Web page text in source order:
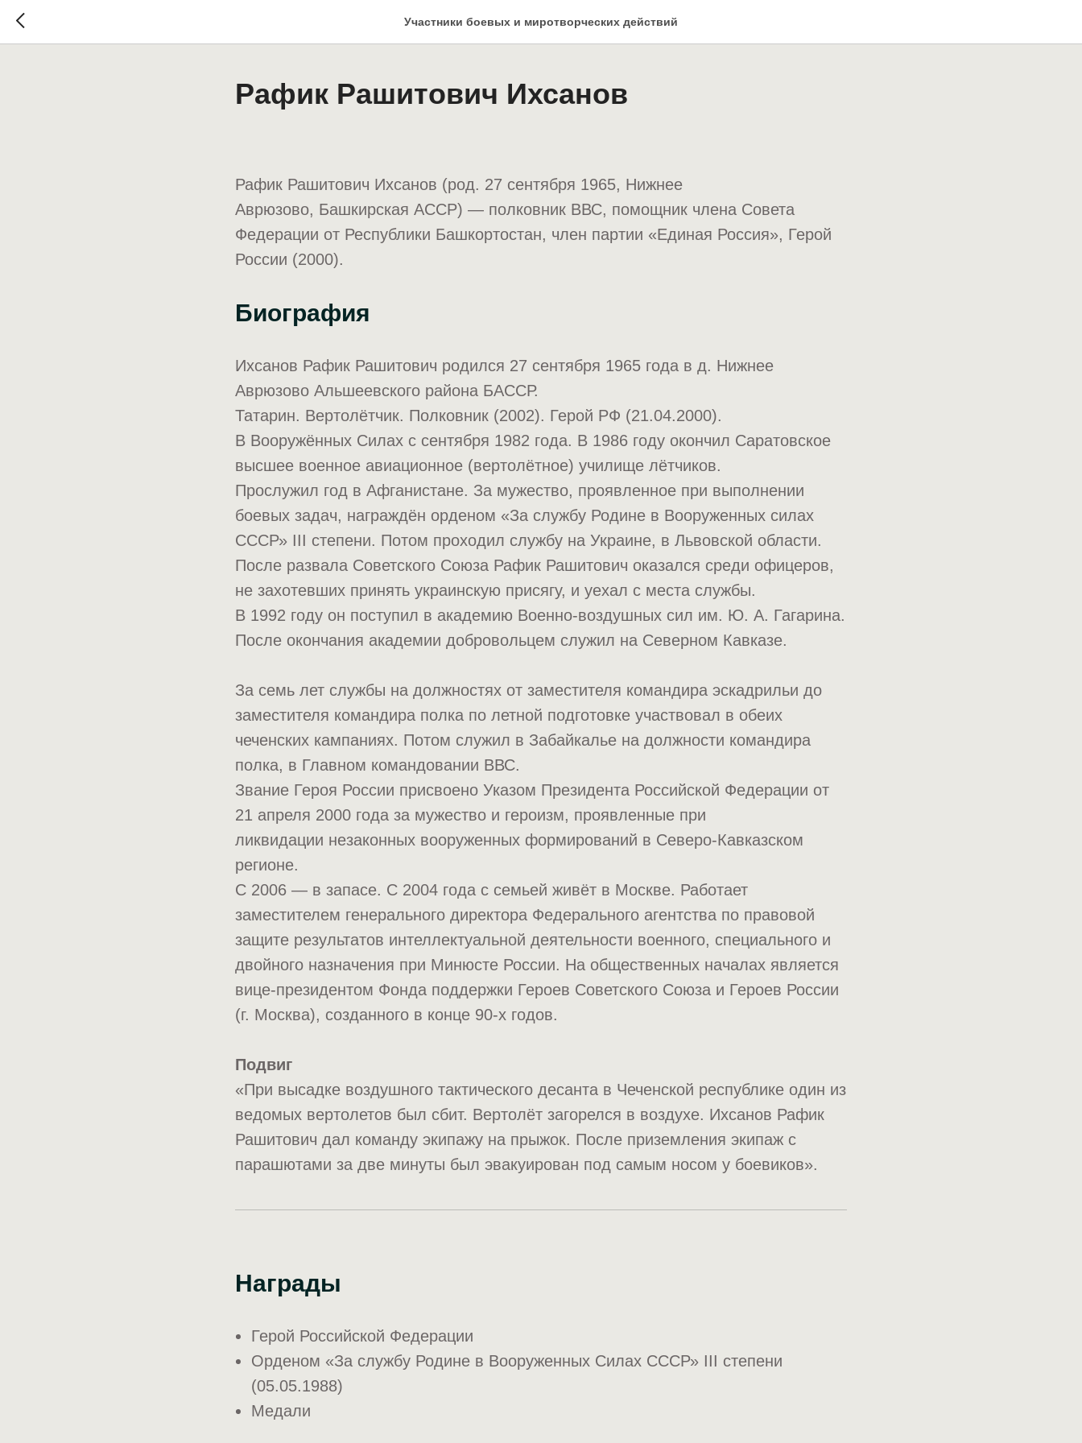
Участники боевых и миротворческих действий
Рафик Рашитович Ихсанов
Рафик Рашитович Ихсанов (род. 27 сентября 1965, Нижнее
Аврюзово, Башкирская АССР) — полковник ВВС, помощник члена Совета
Федерации от Республики Башкортостан, член партии «Единая Россия», Герой
России (2000).
Биография
Ихсанов Рафик Рашитович родился 27 сентября 1965 года в д. Нижнее
Аврюзово Альшеевского района БАССР.
Татарин. Вертолётчик. Полковник (2002). Герой РФ (21.04.2000).
В Вооружённых Силах с сентября 1982 года. В 1986 году окончил Саратовское
высшее военное авиационное (вертолётное) училище лётчиков.
Прослужил год в Афганистане. За мужество, проявленное при выполнении
боевых задач, награждён орденом «За службу Родине в Вооруженных силах
СССР» III степени. Потом проходил службу на Украине, в Львовской области.
После развала Советского Союза Рафик Рашитович оказался среди офицеров,
не захотевших принять украинскую присягу, и уехал с места службы.
В 1992 году он поступил в академию Военно-воздушных сил им. Ю. А. Гагарина.
После окончания академии добровольцем служил на Северном Кавказе.
За семь лет службы на должностях от заместителя командира эскадрильи до
заместителя командира полка по летной подготовке участвовал в обеих
чеченских кампаниях. Потом служил в Забайкалье на должности командира
полка, в Главном командовании ВВС.
Звание Героя России присвоено Указом Президента Российской Федерации от
21 апреля 2000 года за мужество и героизм, проявленные при
ликвидации незаконных вооруженных формирований в Северо-Кавказском
регионе.
С 2006 — в запасе. С 2004 года с семьей живёт в Москве. Работает
заместителем генерального директора Федерального агентства по правовой
защите результатов интеллектуальной деятельности военного, специального и
двойного назначения при Минюсте России. На общественных началах является
вице-президентом Фонда поддержки Героев Советского Союза и Героев России
(г. Москва), созданного в конце 90-х годов.
Подвиг
«При высадке воздушного тактического десанта в Чеченской республике один из
ведомых вертолетов был сбит. Вертолёт загорелся в воздухе. Ихсанов Рафик
Рашитович дал команду экипажу на прыжок. После приземления экипаж с
парашютами за две минуты был эвакуирован под самым носом у боевиков».
Награды
Герой Российской Федерации
Орденом «За службу Родине в Вооруженных Силах СССР» III степени
(05.05.1988)
Медали